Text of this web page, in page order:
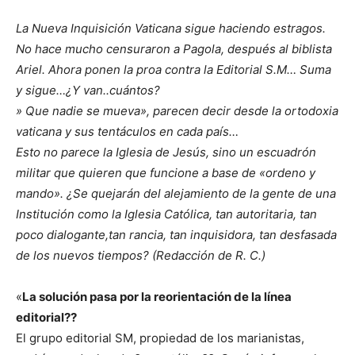
La Nueva Inquisición Vaticana sigue haciendo estragos.
No hace mucho censuraron a Pagola, después al biblista
Ariel. Ahora ponen la proa contra la Editorial S.M… Suma
y sigue…¿Y van..cuántos?
» Que nadie se mueva», parecen decir desde la ortodoxia
vaticana y sus tentáculos en cada país…
Esto no parece la Iglesia de Jesús, sino un escuadrón
militar que quieren que funcione a base de «ordeno y
mando». ¿Se quejarán del alejamiento de la gente de una
Institución como la Iglesia Católica, tan autoritaria, tan
poco dialogante,tan rancia, tan inquisidora, tan desfasada
de los nuevos tiempos? (Redacción de R. C.)
«La solución pasa por la reorientación de la línea
editorial??
El grupo editorial SM, propiedad de los marianistas,